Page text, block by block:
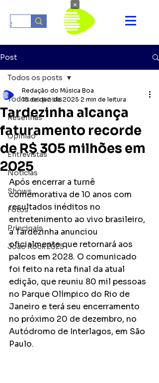
Post
Todos os posts
Resenhas
Opinião
Entrevistas
Notícias
Shows
Fotos
Principais
João Rock 2025
Todos os posts
Tardezinha alcança
faturamento recorde
de R$ 305 milhões em
2025
Redação do Música Boa
18 de dez. de 2025 2 min de leitura
Após encerrar a turnê
comemorativa de 10 anos com
resultados inéditos no
entretenimento ao vivo brasileiro,
a Tardezinha anunciou
oficialmente que retornará aos
palcos em 2028. O comunicado
foi feito na reta final da atual
edição, que reuniu 80 mil pessoas
no Parque Olímpico do Rio de
Janeiro e terá seu encerramento
no próximo 20 de dezembro, no
Autódromo de Interlagos, em São
Paulo.
×